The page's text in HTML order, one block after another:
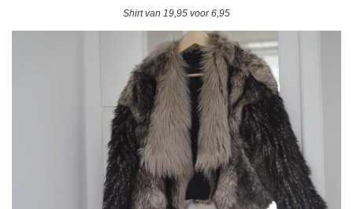
Shirt van 19,95 voor 6,95